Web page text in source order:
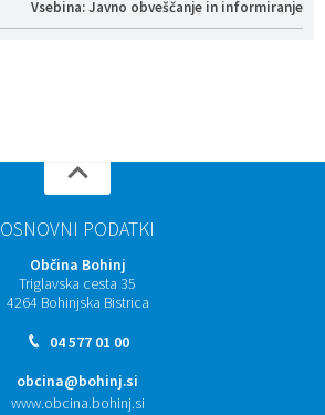
Vsebina: Javno obveščanje in informiranje
OSNOVNI PODATKI
Občina Bohinj
Triglavska cesta 35
4264 Bohinjska Bistrica
04 577 01 00
obcina@bohinj.si
www.obcina.bohinj.si